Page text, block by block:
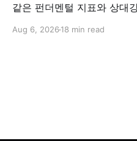
같은 펀더멘털 지표와 상대
는지, 저평가됐는지를 판단
Aug 6, 2026 18 min read